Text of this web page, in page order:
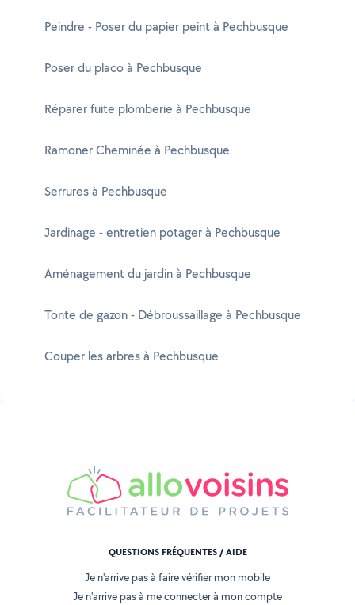
Peindre - Poser du papier peint à Pechbusque
Poser du placo à Pechbusque
Réparer fuite plomberie à Pechbusque
Ramoner Cheminée à Pechbusque
Serrures à Pechbusque
Jardinage - entretien potager à Pechbusque
Aménagement du jardin à Pechbusque
Tonte de gazon - Débroussaillage à Pechbusque
Couper les arbres à Pechbusque
QUESTIONS FRÉQUENTES / AIDE
Je n'arrive pas à faire vérifier mon mobile
Je n'arrive pas à me connecter à mon compte